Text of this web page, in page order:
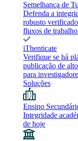
Semelhança de
Defenda a
robusto
fluxos de
iThenticate
Verifique se há
publicação de
para
Soluções
Ensino
Integridade
de hoje